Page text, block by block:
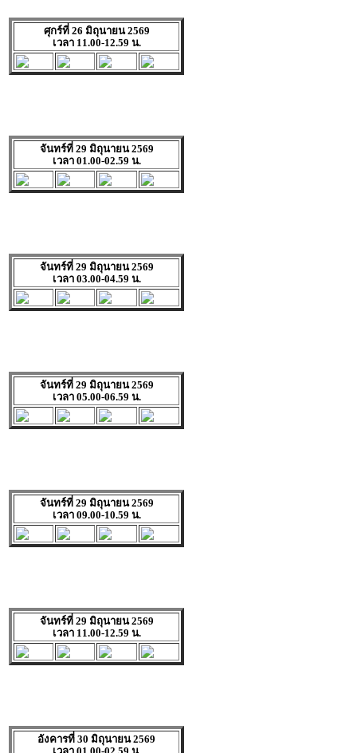
ศุกร์ที่ 26 มิถุนายน 2569
เวลา 11.00-12.59 น.
จันทร์ที่ 29 มิถุนายน 2569
เวลา 01.00-02.59 น.
จันทร์ที่ 29 มิถุนายน 2569
เวลา 03.00-04.59 น.
จันทร์ที่ 29 มิถุนายน 2569
เวลา 05.00-06.59 น.
จันทร์ที่ 29 มิถุนายน 2569
เวลา 09.00-10.59 น.
จันทร์ที่ 29 มิถุนายน 2569
เวลา 11.00-12.59 น.
อังคารที่ 30 มิถุนายน 2569